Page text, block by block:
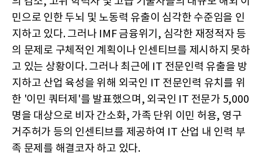
민으로 인한 두뇌 및 노동력 유출이 심각한 수준임을 인
지하고 있다. 그러나 IMF 금융위기, 심각한 재정적자 등
의 문제로 구체적인 계획이나 인센티브를 제시하지 못하
고 있는 상황이다. 그러나 최근에 IT 전문인력 유출을 방
지하고 산업 육성을 위해 외국인 IT 전문인력 유치를 위
한 '이민 쿼터제'를 발표했으며, 외국인 IT 전문가 5,000
명을 대상으로 비자 간소화, 가족 단위 이민 허용, 영구
거주허가 등의 인센티브를 제공하여 IT 산업 내 인력 부
족 문제를 해결코자 하고 있다.